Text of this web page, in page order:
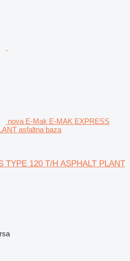
nova E-Mak E-MAK EXPRESS
asfaltna baza
TYPE 120 T/H ASPHALT PLANT